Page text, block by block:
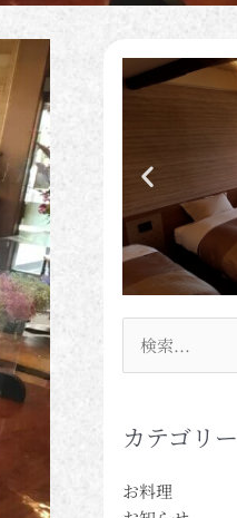
索
象:
カテゴリー
お料理